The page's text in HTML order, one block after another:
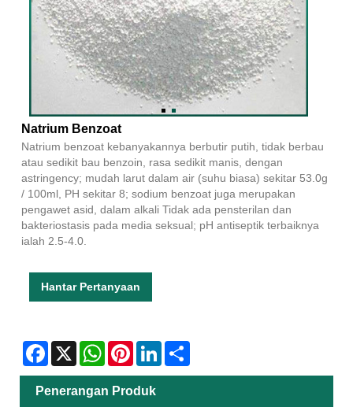
Natrium Benzoat
Natrium benzoat kebanyakannya berbutir putih, tidak berbau
atau sedikit bau benzoin, rasa sedikit manis, dengan
astringency; mudah larut dalam air (suhu biasa) sekitar 53.0g
/ 100ml, PH sekitar 8; sodium benzoat juga merupakan
pengawet asid, dalam alkali Tidak ada pensterilan dan
bakteriostasis pada media seksual; pH antiseptik terbaiknya
ialah 2.5-4.0.
Hantar Pertanyaan
Facebook
X WhatsAppPinterestLinkedIn
Penerangan Produk